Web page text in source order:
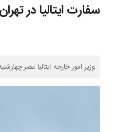
سفارت ایتالیا در
وزیر امور خارجه ایتالیا عصر